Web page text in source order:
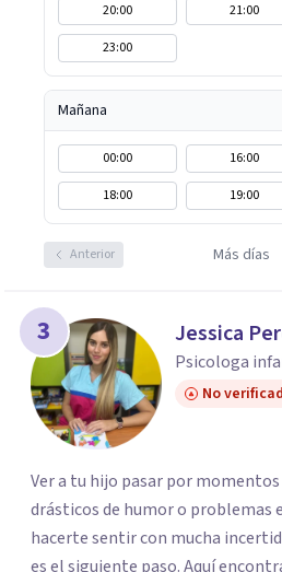
20:00 21:00
23:00
Mañana
00:00 16:00
18:00
19:00
Anterior Más días
3 Jessica
Psicologa
No
Ver a tu hijo pasar por
drásticos de humor o problemas
hacerte sentir con mucha
es el siguiente paso. Aquí